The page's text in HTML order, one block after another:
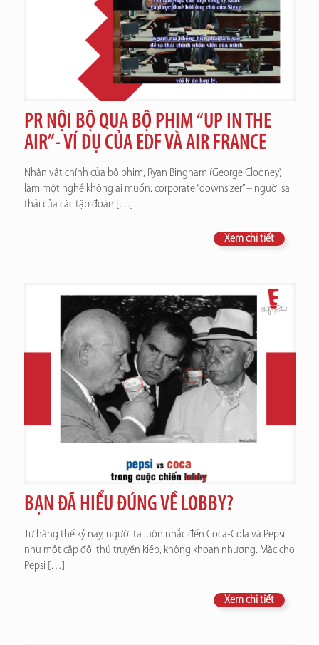
PR NỘI BỘ QUA BỘ PHIM “UP IN THE
AIR”- VÍ DỤ CỦA EDF VÀ AIR FRANCE
Nhân vật chính của bộ phim, Ryan Bingham (George Clooney)
làm một nghề không ai muốn: corporate “downsizer” – người sa
thải của các tập đoàn […]
Xem chi tiết
BẠN ĐÃ HIỂU ĐÚNG VỀ LOBBY?
Từ hàng thế kỷ nay, người ta luôn nhắc đến Coca-Cola và Pepsi
như một cặp đối thủ truyền kiếp, không khoan nhượng. Mặc cho
Pepsi […]
Xem chi tiết